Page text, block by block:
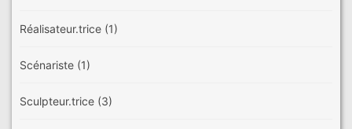
Réalisateur.trice (1)
Scénariste (1)
Sculpteur.trice (3)